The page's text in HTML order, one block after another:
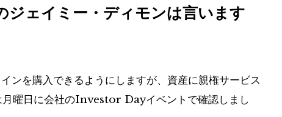
ジェイミー・ディモンは言います
を購入できるようにしますが、資産に親権サービス
曜日に会社のInvestor Dayイベントで確認しまし